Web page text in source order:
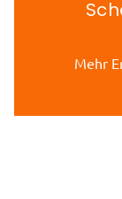
Mehr